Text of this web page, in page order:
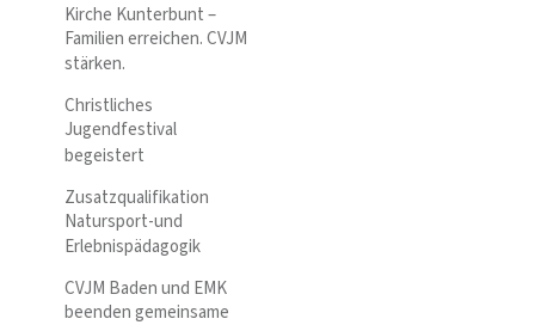
Kirche Kunterbunt –
Familien erreichen. CVJM
stärken.
Christliches
Jugendfestival
begeistert
Zusatzqualifikation
Natursport-und
Erlebnispädagogik
CVJM Baden und EMK
beenden gemeinsame